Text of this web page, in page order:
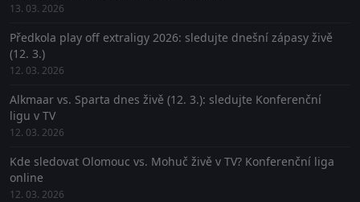
13. 03. 2026
Předkola play off extraligy 2026: sledujte dnešní zápasy živě
(12. 3.)
12. 03. 2026
Alkmaar vs. Sparta dnes živě (12. 3.): sledujte Konferenční
ligu v TV
12. 03. 2026
Kde sledovat Olomouc vs. Mohuč živě v TV? Konferenční liga
online
12. 03. 2026